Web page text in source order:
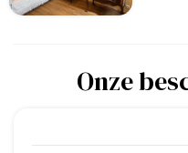
Onze